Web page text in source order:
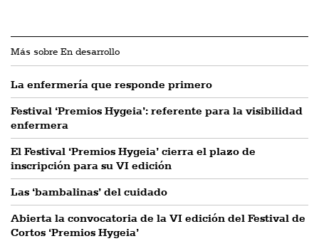
Más sobre En desarrollo
La enfermería que responde primero
Festival ‘Premios Hygeia’: referente para la visibilidad
enfermera
El Festival ‘Premios Hygeia’ cierra el plazo de
inscripción para su VI edición
Las ‘bambalinas’ del cuidado
Abierta la convocatoria de la VI edición del Festival de
Cortos ‘Premios Hygeia’